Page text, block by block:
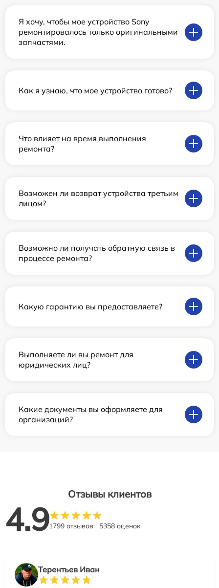
Я хочу, чтобы мое устройство Sony
ремонтировалось только оригинальными
запчастями.
Как я узнаю, что мое устройство готово?
Что влияет на время выполнения
ремонта?
Возможен ли возврат устройства третьим
лицом?
Возможно ли получать обратную связь в
процессе ремонта?
Какую гарантию вы предоставляете?
Выполняете ли вы ремонт для
юридических лиц?
Какие документы вы оформляете для
организаций?
Отзывы клиентов
4.91799 отзывов 5358 оценок
Терентьев Иван